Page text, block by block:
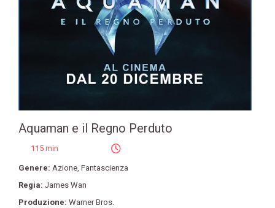
Aquaman e il Regno Perduto
115 min
Genere: Azione, Fantascienza
Regia: James Wan
Produzione: Warner Bros.